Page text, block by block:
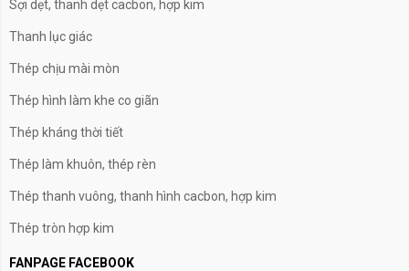
Sợi dẹt, thanh dẹt cacbon, hợp kim
Thanh lục giác
Thép chịu mài mòn
Thép hình làm khe co giãn
Thép kháng thời tiết
Thép làm khuôn, thép rèn
Thép thanh vuông, thanh hình cacbon, hợp kim
Thép tròn hợp kim
FANPAGE FACEBOOK